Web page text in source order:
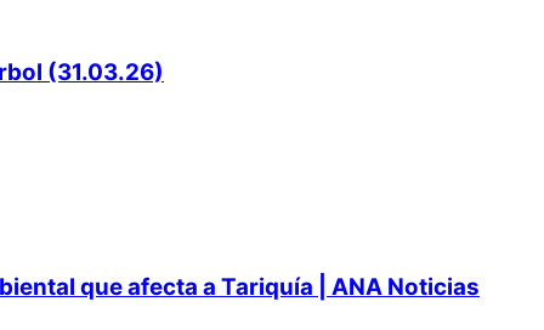
(31.03.26)
que afecta a Tariquía | ANA Noticias